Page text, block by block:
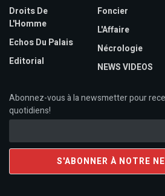
Droits De
L'Homme
Echos Du Palais
Editorial
Foncier
L'Affaire
Nécrologie
NEWS VIDEOS
Abonnez-vous à la newsmetter pour
quotidiens!